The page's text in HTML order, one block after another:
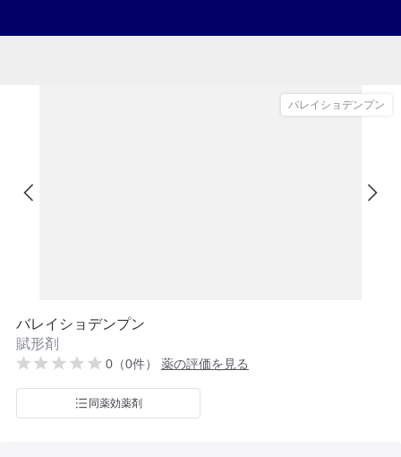
バレイショデンプン
バレイショデンプン
賦形剤
0（0件） 薬の評価を見る
同薬効薬剤